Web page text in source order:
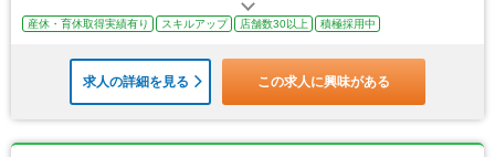
産休・育休取得実績有り スキルアップ 店舗数30以上 積極採用中
求人の詳細を見る この求人に興味がある